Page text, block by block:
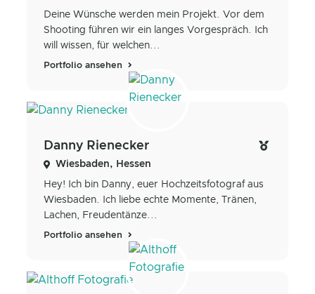
Deine Wünsche werden mein Projekt. Vor dem
Shooting führen wir ein langes Vorgespräch. Ich
will wissen, für welchen...
Portfolio ansehen
Danny Rienecker
Wiesbaden, Hessen
Hey! Ich bin Danny, euer Hochzeitsfotograf aus
Wiesbaden. Ich liebe echte Momente, Tränen,
Lachen, Freudentänze...
Portfolio ansehen